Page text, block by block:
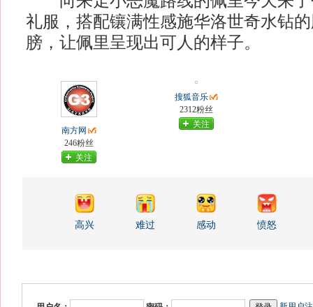
礼服，搭配镶满性感施华洛世奇水钻
膀，让佩里呈现出可人的样子。
南方网
246粉丝
关注
搜狐音乐
2312粉丝
关注
高兴 难过 感动 愤怒